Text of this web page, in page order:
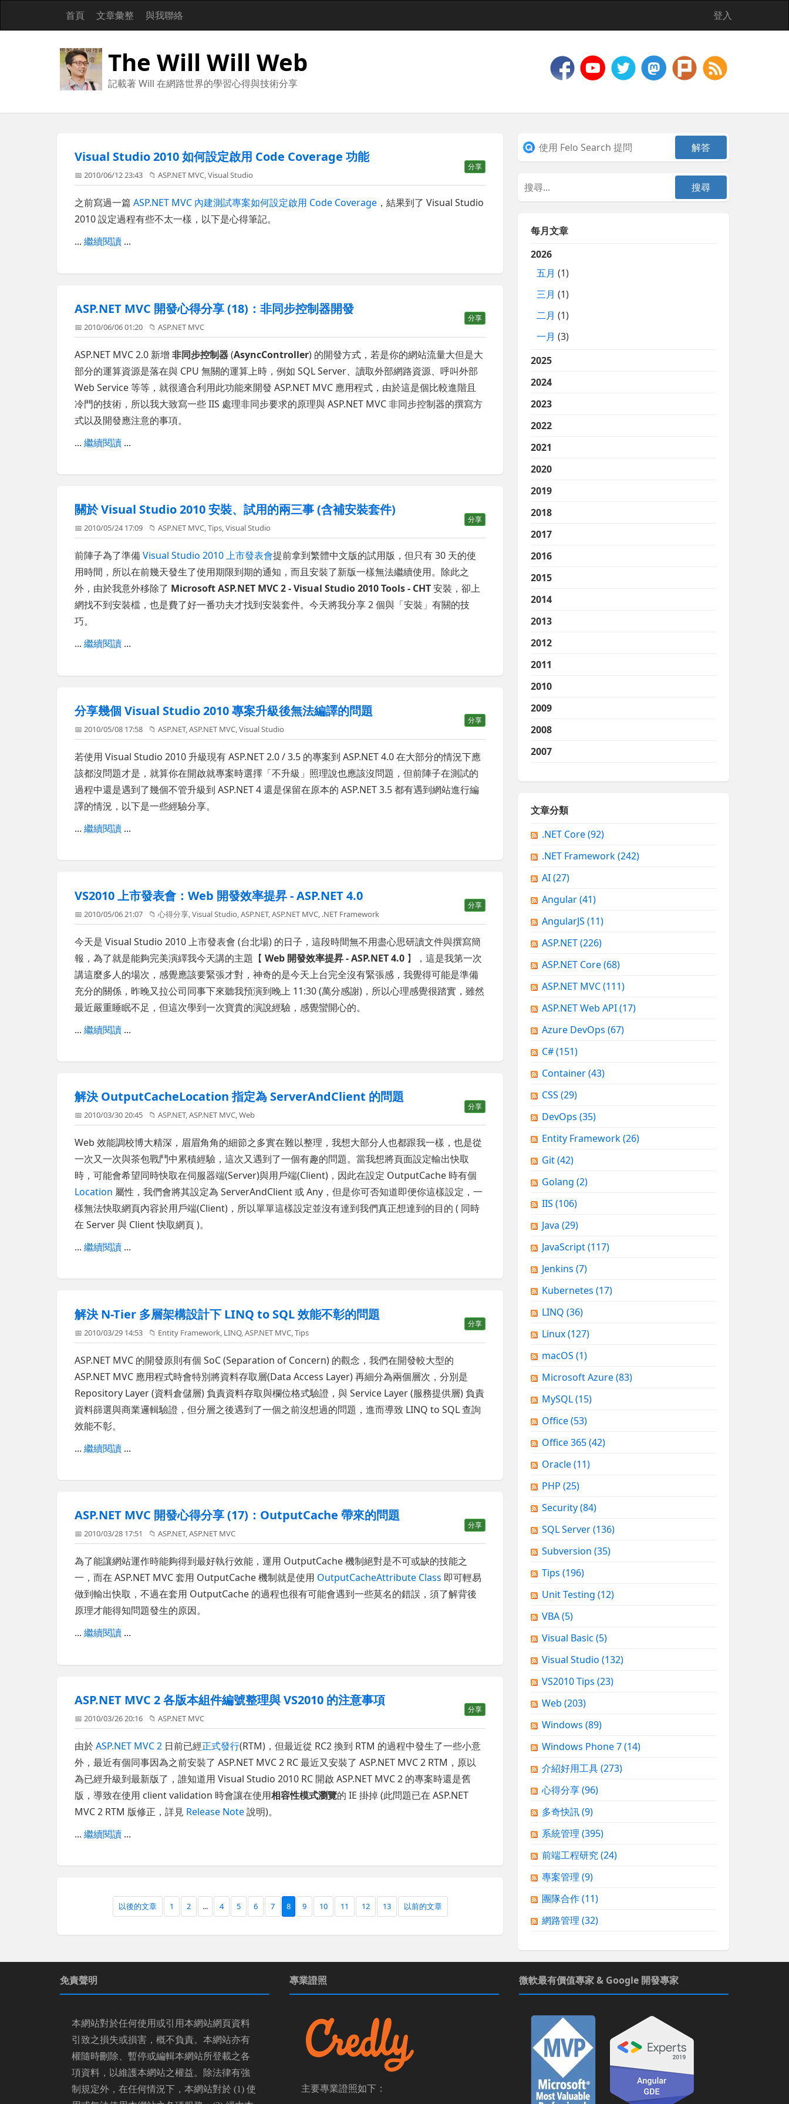
首頁 文章彙整 與我聯絡 登入
The Will Will Web
記載著 Will 在網路世界的學習心得與技術分享
Visual Studio 2010 如何設定啟用 Code Coverage 功能
分享
📅 2010/06/12 23:43 📁ASP.NET MVC,Visual Studio
之前寫過一篇ASP.NET MVC 內建測試專案如何設定啟用 Code Coverage ，結果到了 Visual Studio
2010 設定過程有些不太一樣，以下是心得筆記。
...繼續閱讀 ...
ASP.NET MVC 開發心得分享 (18)：非同步控制器開發
分享
📅 2010/06/06 01:20 📁ASP.NET MVC
ASP.NET MVC 2.0 新增非同步控制器(AsyncController) 的開發方式，若是你的網站流量大但是大
部分的運算資源是落在與 CPU 無關的運算上時，例如 SQL Server、讀取外部網路資源、呼叫外部
Web Service 等等，就很適合利用此功能來開發 ASP.NET MVC 應用程式，由於這是個比較進階且
冷門的技術，所以我大致寫一些 IIS 處理非同步要求的原理與 ASP.NET MVC 非同步控制器的撰寫方
式以及開發應注意的事項。
...繼續閱讀 ...
關於 Visual Studio 2010 安裝、試用的兩三事 (含補安裝套件)
分享
📅 2010/05/24 17:09 📁ASP.NET MVC,Tips,Visual Studio
前陣子為了準備Visual Studio 2010 上市發表會提前拿到繁體中文版的試用版，但只有 30 天的使
用時間，所以在前幾天發生了使用期限到期的通知，而且安裝了新版一樣無法繼續使用。除此之
外，由於我意外移除了 Microsoft ASP.NET MVC 2 - Visual Studio 2010 Tools - CHT安裝，卻上
網找不到安裝檔，也是費了好一番功夫才找到安裝套件。今天將我分享 2 個與「安裝」有關的技
巧。
...繼續閱讀 ...
分享幾個 Visual Studio 2010 專案升級後無法編譯的問題
分享
📅 2010/05/08 17:58 📁ASP.NET,ASP.NET MVC,Visual Studio
若使用 Visual Studio 2010 升級現有 ASP.NET 2.0 / 3.5 的專案到 ASP.NET 4.0 在大部分的情況下應
該都沒問題才是，就算你在開啟就專案時選擇「不升級」照理說也應該沒問題，但前陣子在測試的
過程中還是遇到了幾個不管升級到 ASP.NET 4 還是保留在原本的 ASP.NET 3.5 都有遇到網站進行編
譯的情況，以下是一些經驗分享。
...繼續閱讀 ...
VS2010 上市發表會：Web 開發效率提昇 - ASP.NET 4.0
分享
📅 2010/05/06 21:07 📁心得分享 ,Visual Studio ,ASP.NET,ASP.NET MVC .NET Framework
今天是 Visual Studio 2010 上市發表會 (台北場) 的日子，這段時間無不用盡心思研讀文件與撰寫簡
報，為了就是能夠完美演繹我今天講的主題【Web 開發效率提昇 - ASP.NET 4.0 】，這是我第一次
講這麼多人的場次，感覺應該要緊張才對，神奇的是今天上台完全沒有緊張感，我覺得可能是準備
充分的關係，昨晚又拉公司同事下來聽我預演到晚上 11:30 (萬分感謝)，所以心理感覺很踏實，雖然
最近嚴重睡眠不足，但這次學到一次寶貴的演說經驗，感覺蠻開心的。
...繼續閱讀 ...
解決 OutputCacheLocation 指定為 ServerAndClient 的問題
分享
📅 2010/03/30 20:45 📁ASP.NET,ASP.NET MVC,Web
Web 效能調校博大精深，眉眉角角的細節之多實在難以整理，我想大部分人也都跟我一樣，也是從
一次又一次與茶包戰鬥中累積經驗，這次又遇到了一個有趣的問題。當我想將頁面設定輸出快取
時，可能會希望同時快取在伺服器端(Server)與用戶端(Client)，因此在設定 OutputCache 時有個
Location 屬性，我們會將其設定為 ServerAndClient 或 Any，但是你可否知道即便你這樣設定，一
樣無法快取網頁內容於用戶端(Client)，所以單單這樣設定並沒有達到我們真正想達到的目的 ( 同時
在 Server 與 Client 快取網頁 )。
...繼續閱讀 ...
解決 N-Tier 多層架構設計下 LINQ to SQL 效能不彰的問題
分享
📅 2010/03/29 14:53 📁 Entity Framework, LINQ,ASP.NET MVC,Tips
ASP.NET MVC 的開發原則有個 SoC (Separation of Concern) 的觀念，我們在開發較大型的
ASP.NET MVC 應用程式時會特別將資料存取層(Data Access Layer) 再細分為兩個層次，分別是
Repository Layer (資料倉儲層) 負責資料存取與欄位格式驗證，與 Service Layer (服務提供層) 負責
資料篩選與商業邏輯驗證，但分層之後遇到了一個之前沒想過的問題，進而導致 LINQ to SQL 查詢
效能不彰。
...繼續閱讀 ...
ASP.NET MVC 開發心得分享 (17)：OutputCache 帶來的問題
分享
📅 2010/03/28 17:51 📁ASP.NET,ASP.NET MVC
為了能讓網站運作時能夠得到最好執行效能，運用 OutputCache 機制絕對是不可或缺的技能之
一，而在 ASP.NET MVC 套用 OutputCache 機制就是使用 OutputCacheAttribute Class 即可輕易
做到輸出快取，不過在套用 OutputCache 的過程也很有可能會遇到一些莫名的錯誤，須了解背後
原理才能得知問題發生的原因。
...繼續閱讀 ...
ASP.NET MVC 2 各版本組件編號整理與 VS2010 的注意事項
分享
📅 2010/03/26 20:16 📁ASP.NET MVC
由於ASP.NET MVC 2 日前已經正式發行(RTM)，但最近從 RC2 換到 RTM 的過程中發生了一些小意
外，最近有個同事因為之前安裝了 ASP.NET MVC 2 RC 最近又安裝了 ASP.NET MVC 2 RTM，原以
為已經升級到最新版了，誰知道用 Visual Studio 2010 RC 開啟 ASP.NET MVC 2 的專案時還是舊
版，導致在使用 client validation 時會讓在使用相容性模式瀏覽的 IE 掛掉 (此問題已在 ASP.NET
MVC 2 RTM 版修正，詳見 Release Note說明)。
...繼續閱讀 ...
以後的文章 1 2 ... 4 5 6 7 8 9 10 11 12 13 以前的文章
每月文章
2026
五月 (1)
三月 (1)
二月 (1)
一月 (3)
2025
2024
2023
2022
2021
2020
2019
2018
2017
2016
2015
2014
2013
2012
2011
2010
2009
2008
2007
文章分類
.NET Core(92)
.NET Framework(242)
AI(27)
Angular(41)
AngularJS (11)
ASP.NET(226)
ASP.NET Core(68)
ASP.NET MVC(111)
ASP.NET Web API(17)
Azure DevOps (67)
C#(151)
Container(43)
CSS (29)
DevOps (35)
Entity Framework(26)
Git(42)
Golang (2)
IIS (106)
Java (29)
JavaScript(117)
Jenkins (7)
Kubernetes (17)
LINQ (36)
Linux(127)
macOS (1)
Microsoft Azure(83)
MySQL(15)
Office(53)
Office 365(42)
Oracle(11)
PHP (25)
Security(84)
SQL Server(136)
Subversion (35)
Tips (196)
Unit Testing (12)
VBA(5)
Visual Basic (5)
Visual Studio (132)
VS2010 Tips (23)
Web (203)
Windows (89)
Windows Phone 7(14)
介紹好用工具(273)
心得分享(96)
多奇快訊(9)
系統管理 (395)
前端工程研究(24)
專案管理 (9)
團隊合作(11)
網路管理 (32)
免責聲明
本網站對於任何使用或引用本網站網頁資料
引致之損失或損害，概不負責。本網站亦有
權隨時刪除、暫停或編輯本網站所登載之各
項資料，以維護本網站之權益。除法律有強
制規定外，在任何情況下，本網站對於 (1) 使
專業證照
主要專業證照如下：
微軟最有價值專家 & Google 開發專家